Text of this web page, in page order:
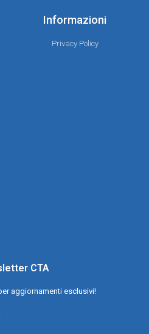
Informazioni
Privacy Policy
CTA
aggiornamenti esclusivi!